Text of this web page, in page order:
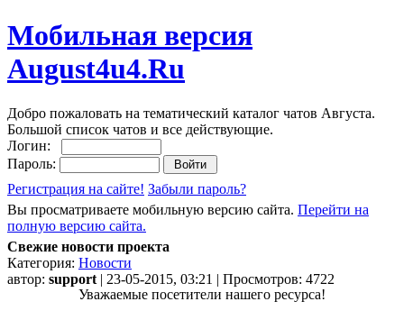
Мобильная версия
August4u4.Ru
Добро пожаловать на тематический каталог чатов Августа.
Большой список чатов и все действующие.
Логин:
Пароль:
Регистрация на сайте! Забыли пароль?
Вы просматриваете мобильную версию сайта. Перейти на
полную версию сайта.
Свежие новости проекта
Категория: Новости
автор: support | 23-05-2015, 03:21 | Просмотров: 4722
Уважаемые посетители нашего ресурса!